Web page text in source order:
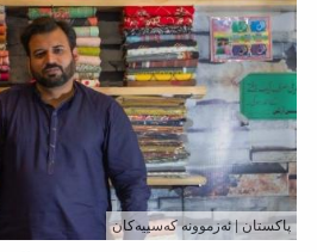
پاکستان| ئەزموونە کەسییەکان